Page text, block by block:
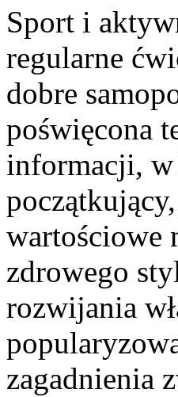
Sport i
regularne
dobre
poświęcona
informacji, w
wartościowe
zdrowego
rozwijania
zagadnienia